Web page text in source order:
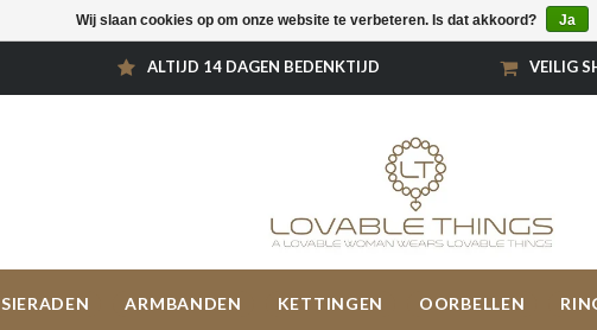
ALTIJD 14 DAGEN BEDENKTIJD VEILIG
SIERADEN ARMBANDEN KETTINGEN OORBELLEN
Wij slaan cookies op om onze website te verbeteren. Is dat akkoord? Ja